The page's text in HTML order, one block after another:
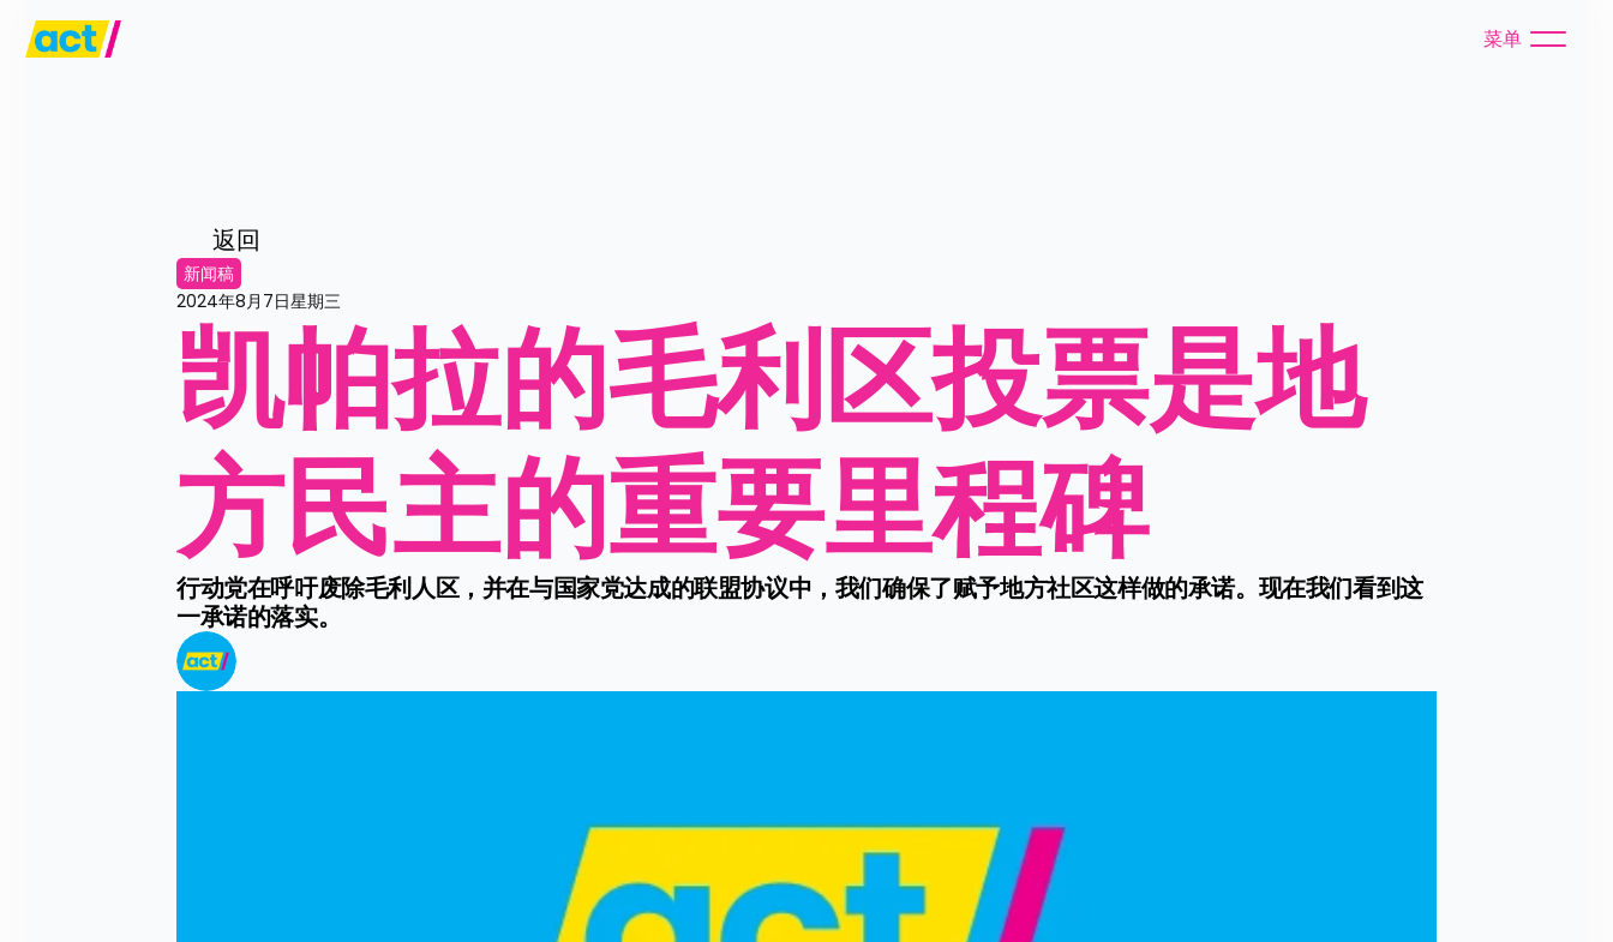
菜单
返回
新闻稿
2024年8月7日星期三
凯帕拉的毛利区投票是地
方民主的重要里程碑
行动党在呼吁废除毛利人区，并在与国家党达成的联盟协议中，我们确保了赋予地方社区这样做的承诺。现在我们看到这
一承诺的落实。